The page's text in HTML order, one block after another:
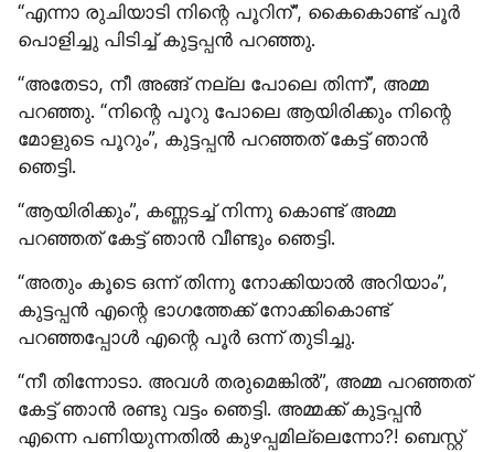
“എന്നാ രുചിയാടി നിന്റെ പൂറിന്”, കൈകൊണ്ട് പൂർ
പൊളിച്ചു പിടിച്ച് കുട്ടപ്പൻ പറഞ്ഞു.
“അതേടാ, നീ അങ്ങ് നല്ല പോലെ തിന്ന്”, അമ്മ
പറഞ്ഞു. “നിന്റെ പൂറു പോലെ ആയിരിക്കും നിന്റെ
മോളുടെ പൂറും”, കുട്ടപ്പൻ പറഞ്ഞത് കേട്ട് ഞാൻ
ഞെട്ടി.
“ആയിരിക്കും”, കണ്ണടച്ച് നിന്നു കൊണ്ട് അമ്മ
പറഞ്ഞത് കേട്ട് ഞാൻ വീണ്ടും ഞെട്ടി.
“അതും കൂടെ ഒന്ന് തിന്നു നോക്കിയാൽ അറിയാം”,
കുട്ടപ്പൻ എന്റെ ഭാഗത്തേക്ക് നോക്കികൊണ്ട്
പറഞ്ഞപ്പോൾ എന്റെ പൂർ ഒന്ന് തുടിച്ചു.
“നീ തിന്നോടാ. അവൾ തരുമെങ്കിൽ”, അമ്മ പറഞ്ഞത്
കേട്ട് ഞാൻ രണ്ടു വട്ടം ഞെട്ടി. അമ്മക്ക് കുട്ടപ്പൻ
എന്നെ പണിയുന്നതിൽ കുഴപ്പമില്ലെന്നോ?! ബെസ്റ്റ്